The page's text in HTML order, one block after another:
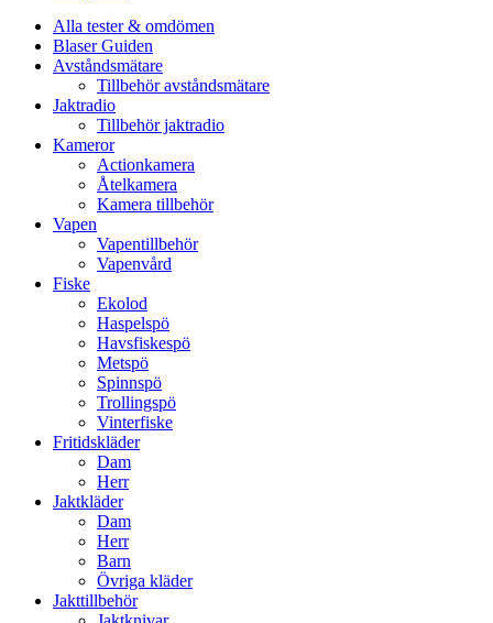
Alla tester & omdömen
Blaser Guiden
Avståndsmätare
Tillbehör avståndsmätare
Jaktradio
Tillbehör jaktradio
Kameror
Actionkamera
Åtelkamera
Kamera tillbehör
Vapen
Vapentillbehör
Vapenvård
Fiske
Ekolod
Haspelspö
Havsfiskespö
Metspö
Spinnspö
Trollingspö
Vinterfiske
Fritidskläder
Dam
Herr
Jaktkläder
Dam
Herr
Barn
Övriga kläder
Jakttillbehör